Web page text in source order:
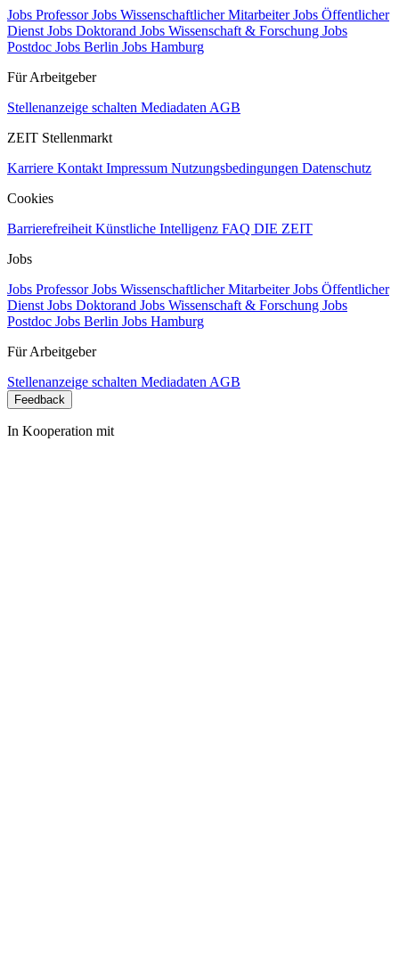
Jobs ProfessorJobs Wissenschaftlicher MitarbeiterJobs Öffentlicher
Dienst Jobs Doktorand Jobs Wissenschaft & Forschung Jobs
Postdoc Jobs Berlin Jobs Hamburg
Für Arbeitgeber
Stellenanzeige schalten Mediadaten AGB
ZEIT Stellenmarkt
Karriere Kontakt Impressum Nutzungsbedingungen Datenschutz
Cookies
Barrierefreiheit Künstliche Intelligenz FAQ DIE ZEIT
Jobs
Jobs ProfessorJobs Wissenschaftlicher MitarbeiterJobs Öffentlicher
Dienst Jobs Doktorand Jobs Wissenschaft & Forschung Jobs
Postdoc Jobs Berlin Jobs Hamburg
Für Arbeitgeber
Stellenanzeige schalten Mediadaten AGB
Feedback
In Kooperation mit